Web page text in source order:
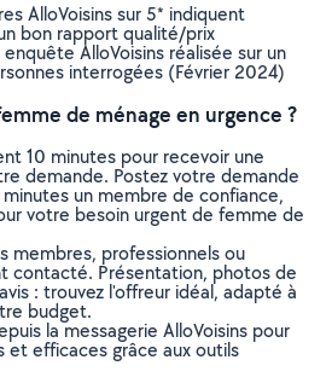
AlloVoisins sur 5* indiquent
bon rapport qualité/prix
AlloVoisins réalisée sur un
interrogées (Février 2024)
de ménage en urgence ?
10 minutes pour recevoir une
demande. Postez votre demande
un membre de confiance,
votre besoin urgent de femme de
membres, professionnels ou
contacté. Présentation, photos de
: trouvez l'offreur idéal, adapté à
budget.
la messagerie AlloVoisins pour
et efficaces grâce aux outils